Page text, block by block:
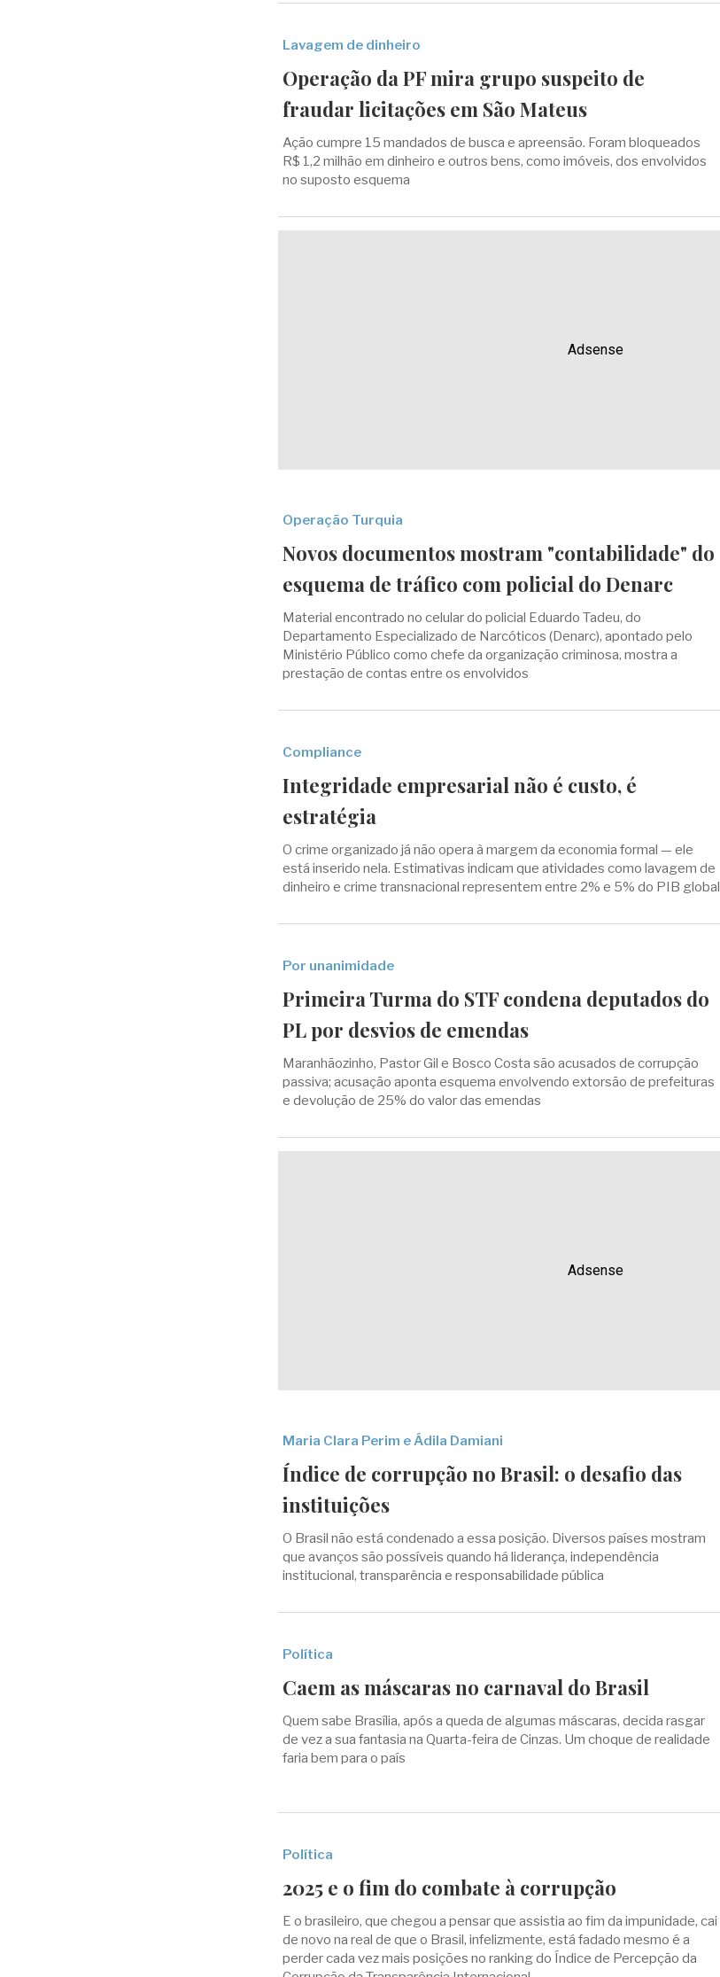
Lavagem de dinheiro
Operação da PF mira grupo suspeito de
fraudar licitações em São Mateus
Ação cumpre 15 mandados de busca e apreensão. Foram bloqueados
R$ 1,2 milhão em dinheiro e outros bens, como imóveis, dos envolvidos
no suposto esquema
Adsense
Operação Turquia
Novos documentos mostram "contabilidade" do
esquema de tráfico com policial do Denarc
Material encontrado no celular do policial Eduardo Tadeu, do
Departamento Especializado de Narcóticos (Denarc), apontado pelo
Ministério Público como chefe da organização criminosa, mostra a
prestação de contas entre os envolvidos
Compliance
Integridade empresarial não é custo, é
estratégia
O crime organizado já não opera à margem da economia formal — ele
está inserido nela. Estimativas indicam que atividades como lavagem de
dinheiro e crime transnacional representem entre 2% e 5% do PIB global
Por unanimidade
Primeira Turma do STF condena deputados do
PL por desvios de emendas
Maranhãozinho, Pastor Gil e Bosco Costa são acusados de corrupção
passiva; acusação aponta esquema envolvendo extorsão de prefeituras
e devolução de 25% do valor das emendas
Adsense
Maria Clara Perim e Ádila Damiani
Índice de corrupção no Brasil: o desafio das
instituições
O Brasil não está condenado a essa posição. Diversos países mostram
que avanços são possíveis quando há liderança, independência
institucional, transparência e responsabilidade pública
Política
Caem as máscaras no carnaval do Brasil
Quem sabe Brasília, após a queda de algumas máscaras, decida rasgar
de vez a sua fantasia na Quarta-feira de Cinzas. Um choque de realidade
faria bem para o país
Política
2025 e o fim do combate à corrupção
E o brasileiro, que chegou a pensar que assistia ao fim da impunidade, cai
de novo na real de que o Brasil, infelizmente, está fadado mesmo é a
perder cada vez mais posições no ranking do Índice de Percepção da